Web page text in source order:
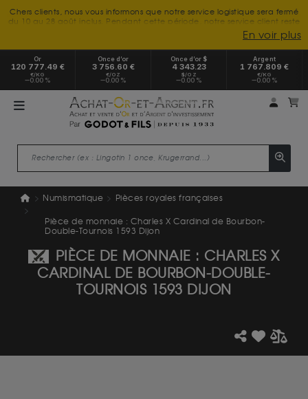
Chers clients, nous vous informons que notre service logistique sera fermé
du 10 au 28 août inclus. Pendant cette période, notre service client reste
à votre disposition tout l'été. Vous pouvez nous joindre du lundi au
vendredi, de 9h30 à 18h, pour toute demande d'information.
Nous vous remercions de votre compréhension et vous souhaitons un
excellent été.
En voir plus
Or
120 777.49 €
€/KG
0.00 %
Once d’or
3 756.60 €
€/OZ
0.00 %
Once d’or $
4 343.23
$/OZ
0.00 %
Argent
1 767.809 €
€/KG
0.00 %
Mon
Numismatique Pièces royales françaises
Pièce de monnaie : Charles X Cardinal de Bourbon-
Double-Tournois 1593 Dijon
PIÈCE DE MONNAIE : CHARLES X
CARDINAL DE BOURBON-DOUBLE-
TOURNOIS 1593 DIJON